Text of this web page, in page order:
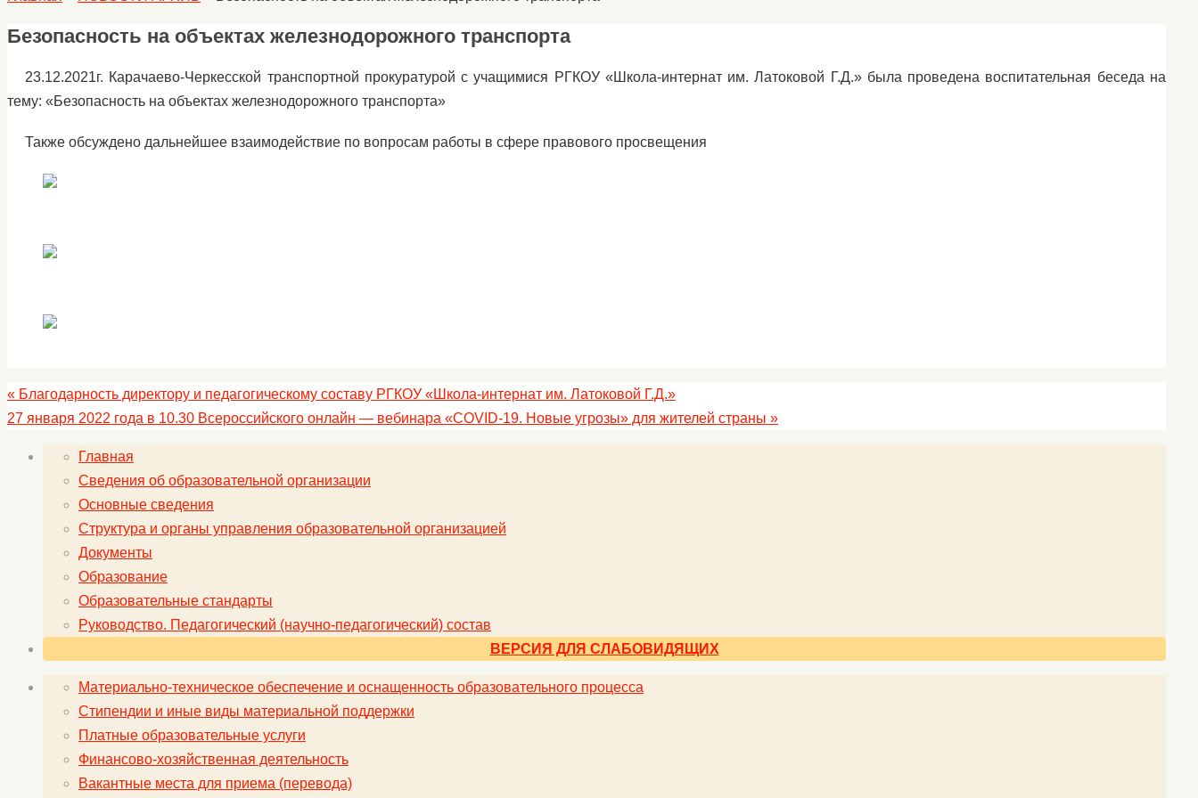
Безопасность на объектах железнодорожного транспорта
23.12.2021г. Карачаево-Черкесской транспортной прокуратурой с учащимися РГКОУ «Школа-интернат им. Латоковой Г.Д.» была проведена воспитательная беседа на
тему: «Безопасность на объектах железнодорожного транспорта»
Также обсуждено дальнейшее взаимодействие по вопросам работы в сфере правового просвещения
« Благодарность директору и педагогическому составу РГКОУ «Школа-интернат им. Латоковой Г.Д.»
27 января 2022 года в 10.30 Всероссийского онлайн — вебинара «COVID-19. Новые угрозы» для жителей страны »
Главная
Сведения об образовательной организации
Основные сведения
Структура и органы управления образовательной организацией
Документы
Образование
Образовательные стандарты
Руководство. Педагогический (научно-педагогический) состав
ВЕРСИЯ ДЛЯ СЛАБОВИДЯЩИХ
Материально-техническое обеспечение и оснащенность образовательного процесса
Стипендии и иные виды материальной поддержки
Платные образовательные услуги
Финансово-хозяйственная деятельность
Вакантные места для приема (перевода)